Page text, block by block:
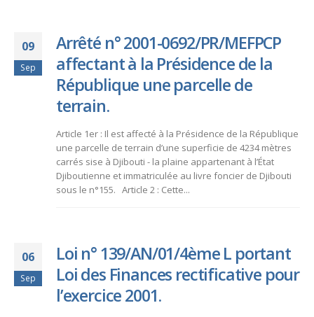
09
Sep
Arrêté n° 2001-0692/PR/MEFPCP
affectant à la Présidence de la
République une parcelle de
terrain.
Article 1er : Il est affecté à la Présidence de la République
une parcelle de terrain d’une superficie de 4234 mètres
carrés sise à Djibouti - la plaine appartenant à l’État
Djiboutienne et immatriculée au livre foncier de Djibouti
sous le n°155. Article 2 : Cette...
06
Sep
Loi n° 139/AN/01/4ème L portant
Loi des Finances rectificative pour
l’exercice 2001.